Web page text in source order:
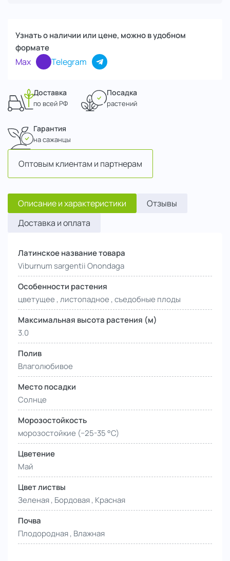
Узнать о наличии или цене, можно в удобном
формате
Max Telegram
Доставка
по всей РФ
Посадка
растений
Гарантия
на сажанцы
Оптовым клиентам и партнерам
Описание и характеристики
Отзывы
Доставка и оплата
Латинское название товара
Viburnum sargentii Onondaga
Особенности растения
цветущее , листопадное , съедобные плоды
Максимальная высота растения (м)
3.0
Полив
Влаголюбивое
Место посадки
Солнце
Морозостойкость
морозостойкие (−25-35 °С)
Цветение
Май
Цвет листвы
Зеленая , Бордовая , Красная
Почва
Плодородная , Влажная